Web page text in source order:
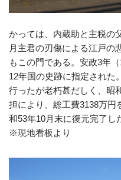
かっては、内蔵助と主税の
月主君の刃傷による江戸の
もこの門である。安政3年
12年国の史跡に指定された
行ったが老朽甚だしく、昭
担により、総工費3138万円
和53年10月末に復元完了し
※現地看板より